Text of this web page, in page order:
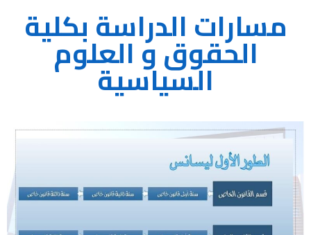
مسارات الدراسة بكلية
الحقوق و العلوم
السياسية